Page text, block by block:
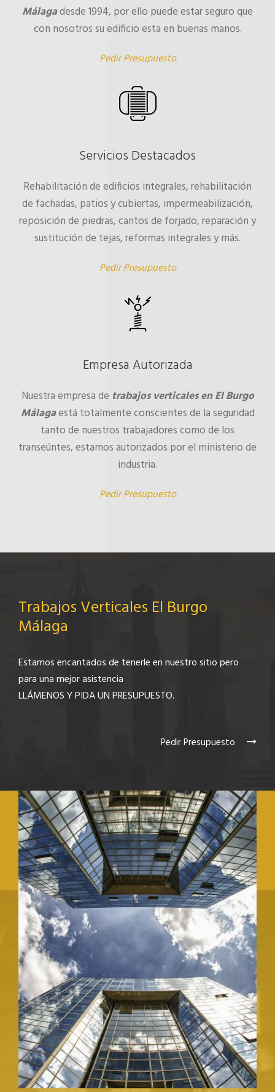
Málagadesde 1994, por ello puede estar seguro que
con nosotros su edificio esta en buenas manos.
Pedir Presupuesto
Servicios Destacados
Rehabilitación de edificios integrales, rehabilitación
de fachadas, patios y cubiertas, impermeabilización,
reposición de piedras, cantos de forjado, reparación y
sustitución de tejas, reformas integrales y más.
Pedir Presupuesto
Empresa Autorizada
Nuestra empresa de trabajos verticales en El Burgo
Málagaestá totalmente conscientes de la seguridad
tanto de nuestros trabajadores como de los
transeúntes, estamos autorizados por el ministerio de
industria.
Pedir Presupuesto
Trabajos Verticales El Burgo
Málaga
Estamos encantados de tenerle en nuestro sitio pero
para una mejor asistencia
LLÁMENOS Y PIDA UN PRESUPUESTO.
Pedir Presupuesto
REHABILITACIONES DE EDIFICIOS